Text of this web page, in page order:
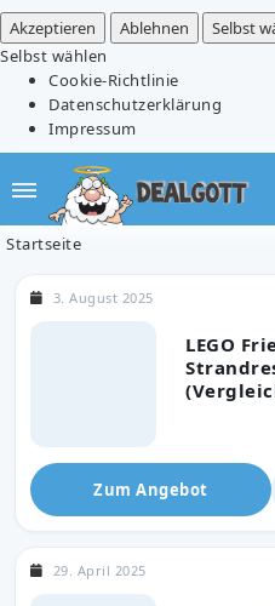
Akzeptieren
Ablehnen Selbst
Selbst wählen
Cookie-Richtlinie
Datenschutzerklärung
Impressum
Startseite
LEGO
3. August 2025
Zum Angebot
29. April 2025